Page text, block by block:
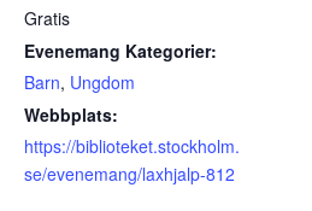
Gratis
Evenemang Kategorier:
Barn, Ungdom
Webbplats:
https://biblioteket.stockholm.
se/evenemang/laxhjalp-812